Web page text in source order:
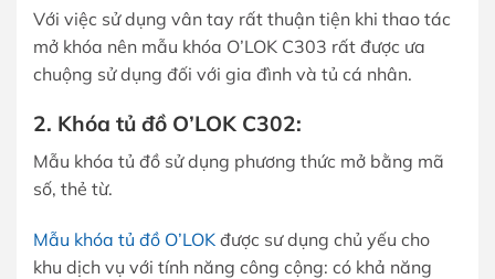
Với việc sử dụng vân tay rất thuận tiện khi thao tác
mở khóa nên mẫu khóa O’LOK C303 rất được ưa
chuộng sử dụng đối với gia đình và tủ cá nhân.
2. Khóa tủ đồ O’LOK C302:
Mẫu khóa tủ đồ sử dụng phương thức mở bằng mã
số, thẻ từ.
Mẫu khóa tủ đồ O’LOK được sư dụng chủ yếu cho
khu dịch vụ với tính năng công cộng: có khả năng